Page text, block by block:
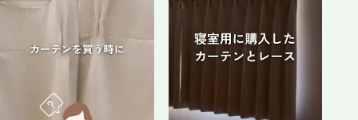
【完全遮光カーテン】ベリーバード
9,160 (税込)
【カーテン】麻100
10,500 (税込)
【遮熱レースカーテン】アルファ
6,950 (税込)
【UVカットレースカーテン】ルミナス
6,950 (税込)